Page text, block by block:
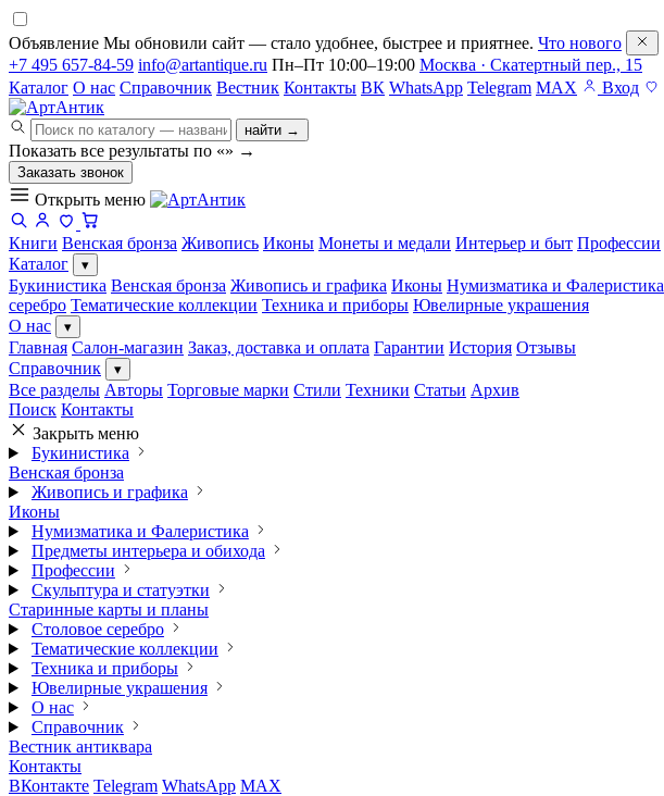
Объявление Мы обновили сайт — стало удобнее, быстрее и приятнее. Что нового
+7 495 657-84-59 info@artantique.ru Пн–Пт 10:00–19:00 Москва · Скатертный пер., 15
Каталог О нас Справочник Вестник Контакты ВК WhatsApp Telegram MAX Вход
найти →
Показать все результаты по «» →
Заказать звонок
Открыть меню
Книги Венская бронза Живопись Иконы Монеты и медали Интерьер и быт Профессии
Каталог
▾
Букинистика Венская бронза Живопись и графика Иконы Нумизматика и Фалеристика
серебро Тематические коллекции Техника и приборы Ювелирные украшения
О нас
▾
Главная Салон-магазин Заказ, доставка и оплата Гарантии История Отзывы
Справочник
▾
Все разделы Авторы Торговые марки Стили Техники Статьи Архив
Поиск Контакты
Закрыть меню
Букинистика
Венская бронза
Живопись и графика
Иконы
Нумизматика и Фалеристика
Предметы интерьера и обихода
Профессии
Скульптура и статуэтки
Старинные карты и планы
Столовое серебро
Тематические коллекции
Техника и приборы
Ювелирные украшения
О нас
Справочник
Вестник антиквара
Контакты
ВКонтакте Telegram WhatsApp MAX